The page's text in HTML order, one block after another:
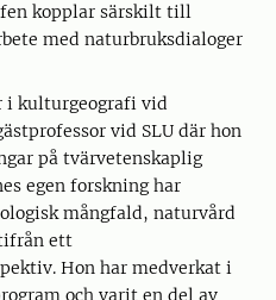
kopplar särskilt till
med naturbruksdialoger
i kulturgeografi vid
vid SLU där hon
på tvärvetenskaplig
egen forskning har
mångfald, naturvård
ett
Hon har medverkat i
och varit en del av